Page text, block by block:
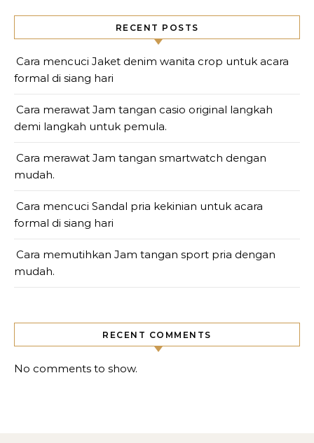
RECENT POSTS
Cara mencuci Jaket denim wanita crop untuk acara
formal di siang hari
Cara merawat Jam tangan casio original langkah
demi langkah untuk pemula.
Cara merawat Jam tangan smartwatch dengan
mudah.
Cara mencuci Sandal pria kekinian untuk acara
formal di siang hari
Cara memutihkan Jam tangan sport pria dengan
mudah.
RECENT COMMENTS
No comments to show.